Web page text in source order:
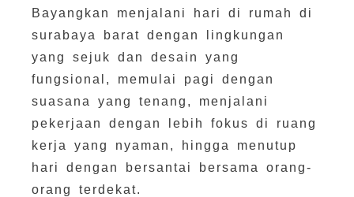
Bayangkan menjalani hari di rumah di
surabaya barat dengan lingkungan
yang sejuk dan desain yang
fungsional, memulai pagi dengan
suasana yang tenang, menjalani
pekerjaan dengan lebih fokus di ruang
kerja yang nyaman, hingga menutup
hari dengan bersantai bersama orang-
orang terdekat.